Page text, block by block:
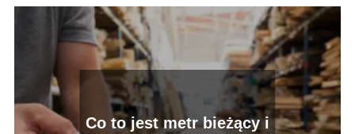
Co to jest metr bieżący i